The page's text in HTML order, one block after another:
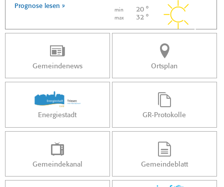
Prognose lesen »
min 20 °
max 32 °
Gemeindenews Ortsplan
Energiestadt GR-Protokolle
Gemeindekanal Gemeindeblatt